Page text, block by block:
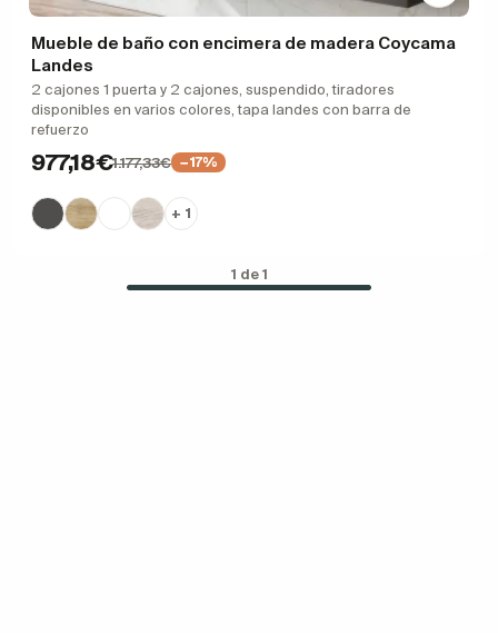
Mueble de baño con encimera de madera Coycama
Landes
2 cajones 1 puerta y 2 cajones, suspendido, tiradores
disponibles en varios colores, tapa landes con barra de
refuerzo
977,18€1.177,33€ −17%
+ 1
1 de 1